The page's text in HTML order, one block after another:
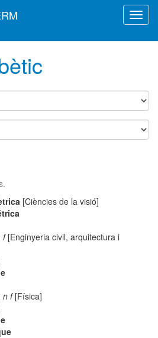
[Ciències de la visió]
f[Enginyeria civil, arquitectura i
n f[Física]